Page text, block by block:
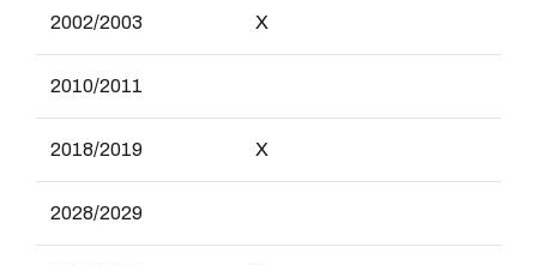
2002/2003 X
2010/2011
2018/2019 X
2028/2029